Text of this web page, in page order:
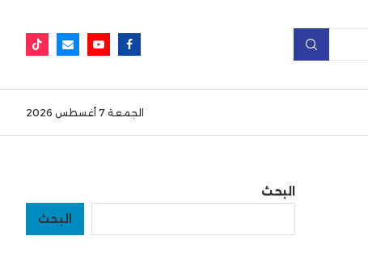
الجمعة 7 أغسطس 2026
البحث
البحث